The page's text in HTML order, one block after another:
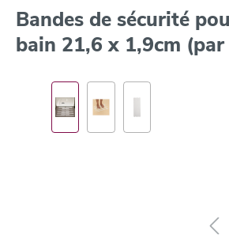
Bandes de sécurité
bain 21,6 x 1,9cm